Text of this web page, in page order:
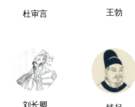
杜审言 王勃
刘长卿